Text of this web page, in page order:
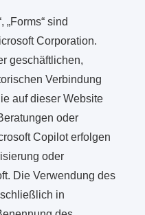
„Forms“ sind
Corporation.
geschäftlichen,
Verbindung
auf dieser Website
oder
Copilot erfolgen
oder
Die Verwendung des
in